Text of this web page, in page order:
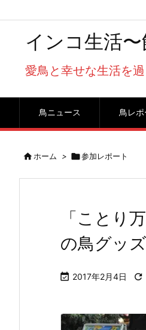
インコ生活
愛鳥と幸せな生活を
鳥ニュース 鳥レポ
ホーム > 参加レポート
「ことり
の鳥グッ
 2017年2月4日 